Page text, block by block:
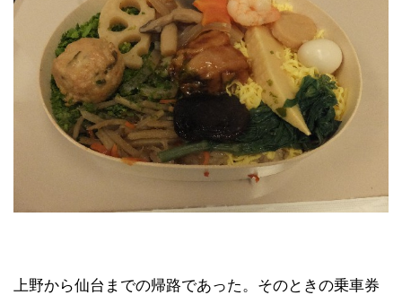
上野から仙台までの帰路であった。そのときの乗車券